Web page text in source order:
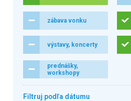
zábava vonku
výstavy, koncerty
prednášky,
workshopy
Filtruj podľa dátumu